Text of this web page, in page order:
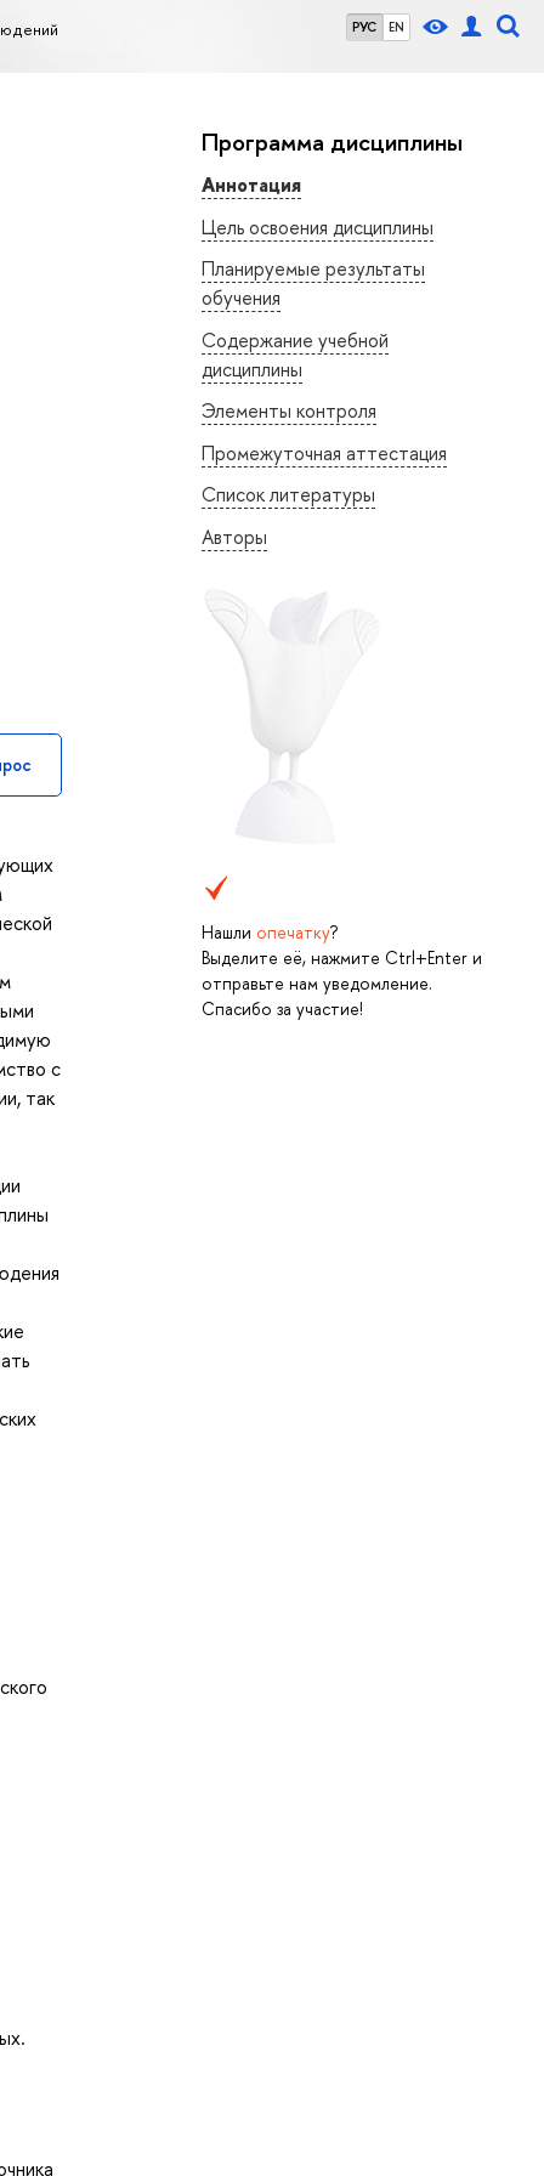
РУС EN
Программа дисциплины
Аннотация
Цель освоения дисциплины
Планируемые результаты
обучения
Содержание учебной
дисциплины
Элементы контроля
Промежуточная аттестация
Список литературы
Авторы
Нашли опечатку?
Выделите её, нажмите Ctrl+Enter и
отправьте нам уведомление.
Спасибо за участие!
с
так